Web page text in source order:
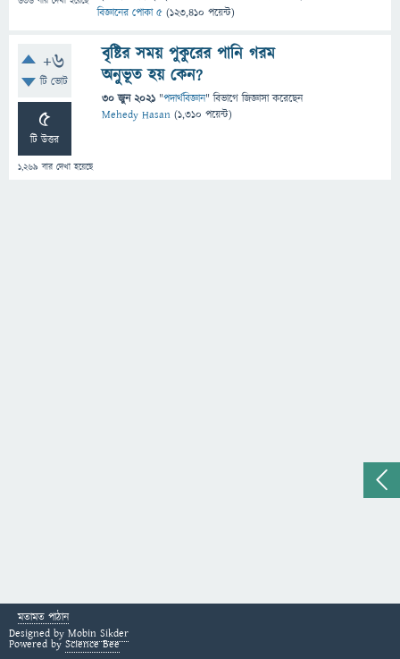
বিজ্ঞানের পোকা ৫ (123,410 পয়েন্ট)
+6
টি ভোট
5
টি উত্তর
1,269 বার দেখা হয়েছে
বৃষ্টির সময় পুকুরের পানি গরম
অনুভূত হয় কেন?
30 জুন 2021 "পদার্থবিজ্ঞান" বিভাগে জিজ্ঞাসাকরেছেন
Mehedy Hasan (1,310 পয়েন্ট)
মতামত পাঠান
Designed by Mobin Sikder
Powered by Science Bee